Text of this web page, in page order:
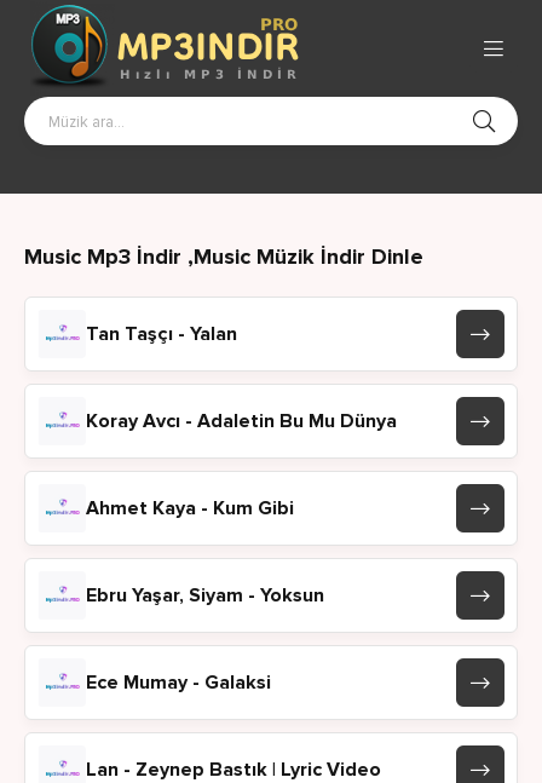
Music Mp3 İndir ,Music Müzik İndir Dinle
Tan Taşçı - Yalan
Koray Avcı - Adaletin Bu Mu Dünya
Ahmet Kaya - Kum Gibi
Ebru Yaşar, Siyam - Yoksun
Ece Mumay - Galaksi
Lan - Zeynep Bastık | Lyric Video